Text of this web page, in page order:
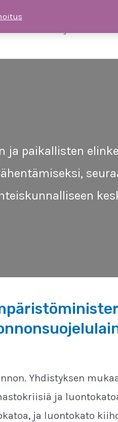
ja paikallisten
Yhdistyksen
ja
ja luontokato